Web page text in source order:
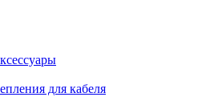
для кабеля